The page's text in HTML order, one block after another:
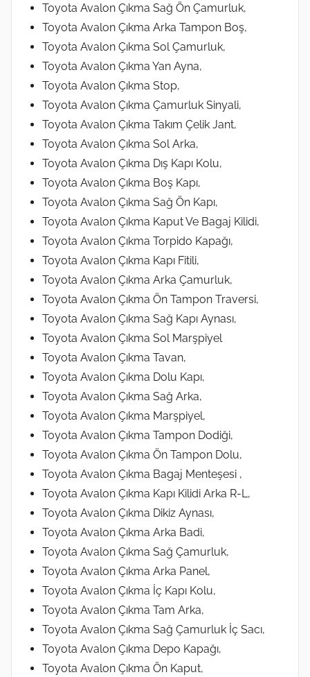
Toyota Avalon Çıkma Sağ Ön Çamurluk,
Toyota Avalon Çıkma Arka Tampon Boş,
Toyota Avalon Çıkma Sol Çamurluk,
Toyota Avalon Çıkma Yan Ayna,
Toyota Avalon Çıkma Stop,
Toyota Avalon Çıkma Çamurluk Sinyali,
Toyota Avalon Çıkma Takım Çelik Jant,
Toyota Avalon Çıkma Sol Arka,
Toyota Avalon Çıkma Dış Kapı Kolu,
Toyota Avalon Çıkma Boş Kapı,
Toyota Avalon Çıkma Sağ Ön Kapı,
Toyota Avalon Çıkma Kaput Ve Bagaj Kilidi,
Toyota Avalon Çıkma Torpido Kapağı,
Toyota Avalon Çıkma Kapı Fitili,
Toyota Avalon Çıkma Arka Çamurluk,
Toyota Avalon Çıkma Ön Tampon Traversi,
Toyota Avalon Çıkma Sağ Kapı Aynası,
Toyota Avalon Çıkma Sol Marşpiyel
Toyota Avalon Çıkma Tavan,
Toyota Avalon Çıkma Dolu Kapı,
Toyota Avalon Çıkma Sağ Arka,
Toyota Avalon Çıkma Marşpiyel,
Toyota Avalon Çıkma Tampon Dodiği,
Toyota Avalon Çıkma Ön Tampon Dolu,
Toyota Avalon Çıkma Bagaj Menteşesi ,
Toyota Avalon Çıkma Kapı Kilidi Arka R-L,
Toyota Avalon Çıkma Dikiz Aynası,
Toyota Avalon Çıkma Arka Badi,
Toyota Avalon Çıkma Sağ Çamurluk,
Toyota Avalon Çıkma Arka Panel,
Toyota Avalon Çıkma İç Kapı Kolu,
Toyota Avalon Çıkma Tam Arka,
Toyota Avalon Çıkma Sağ Çamurluk İç Sacı,
Toyota Avalon Çıkma Depo Kapağı,
Toyota Avalon Çıkma Ön Kaput,